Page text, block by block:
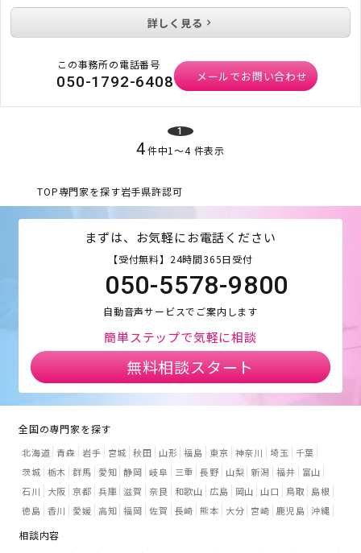
詳しく見る
この事務所の電話番号
050-1792-6408 メールでお問い合わせ
1
4件中1〜4件表示
TOP専門家を探す岩手県許認可
まずは、お気軽にお電話ください
【受付無料】24時間365日受付
050-5578-9800
自動音声サービスでご案内します
簡単ステップで気軽に相談
無料相談スタート
全国の専門家を探す
北海道 青森 岩手 宮城 秋田 山形 福島 東京 神奈川 埼玉
千葉
茨城 栃木 群馬 愛知 静岡 岐阜 三重 長野 山梨 新潟 福井
富山
石川
大阪 京都 兵庫 滋賀 奈良 和歌山 広島 岡山 山口 鳥取
島根
徳島 香川 愛媛 高知 福岡 佐賀 長崎 熊本 大分 宮崎 鹿児島 沖縄
相談内容